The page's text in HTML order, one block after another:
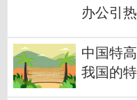
办公引
中国特
我国的